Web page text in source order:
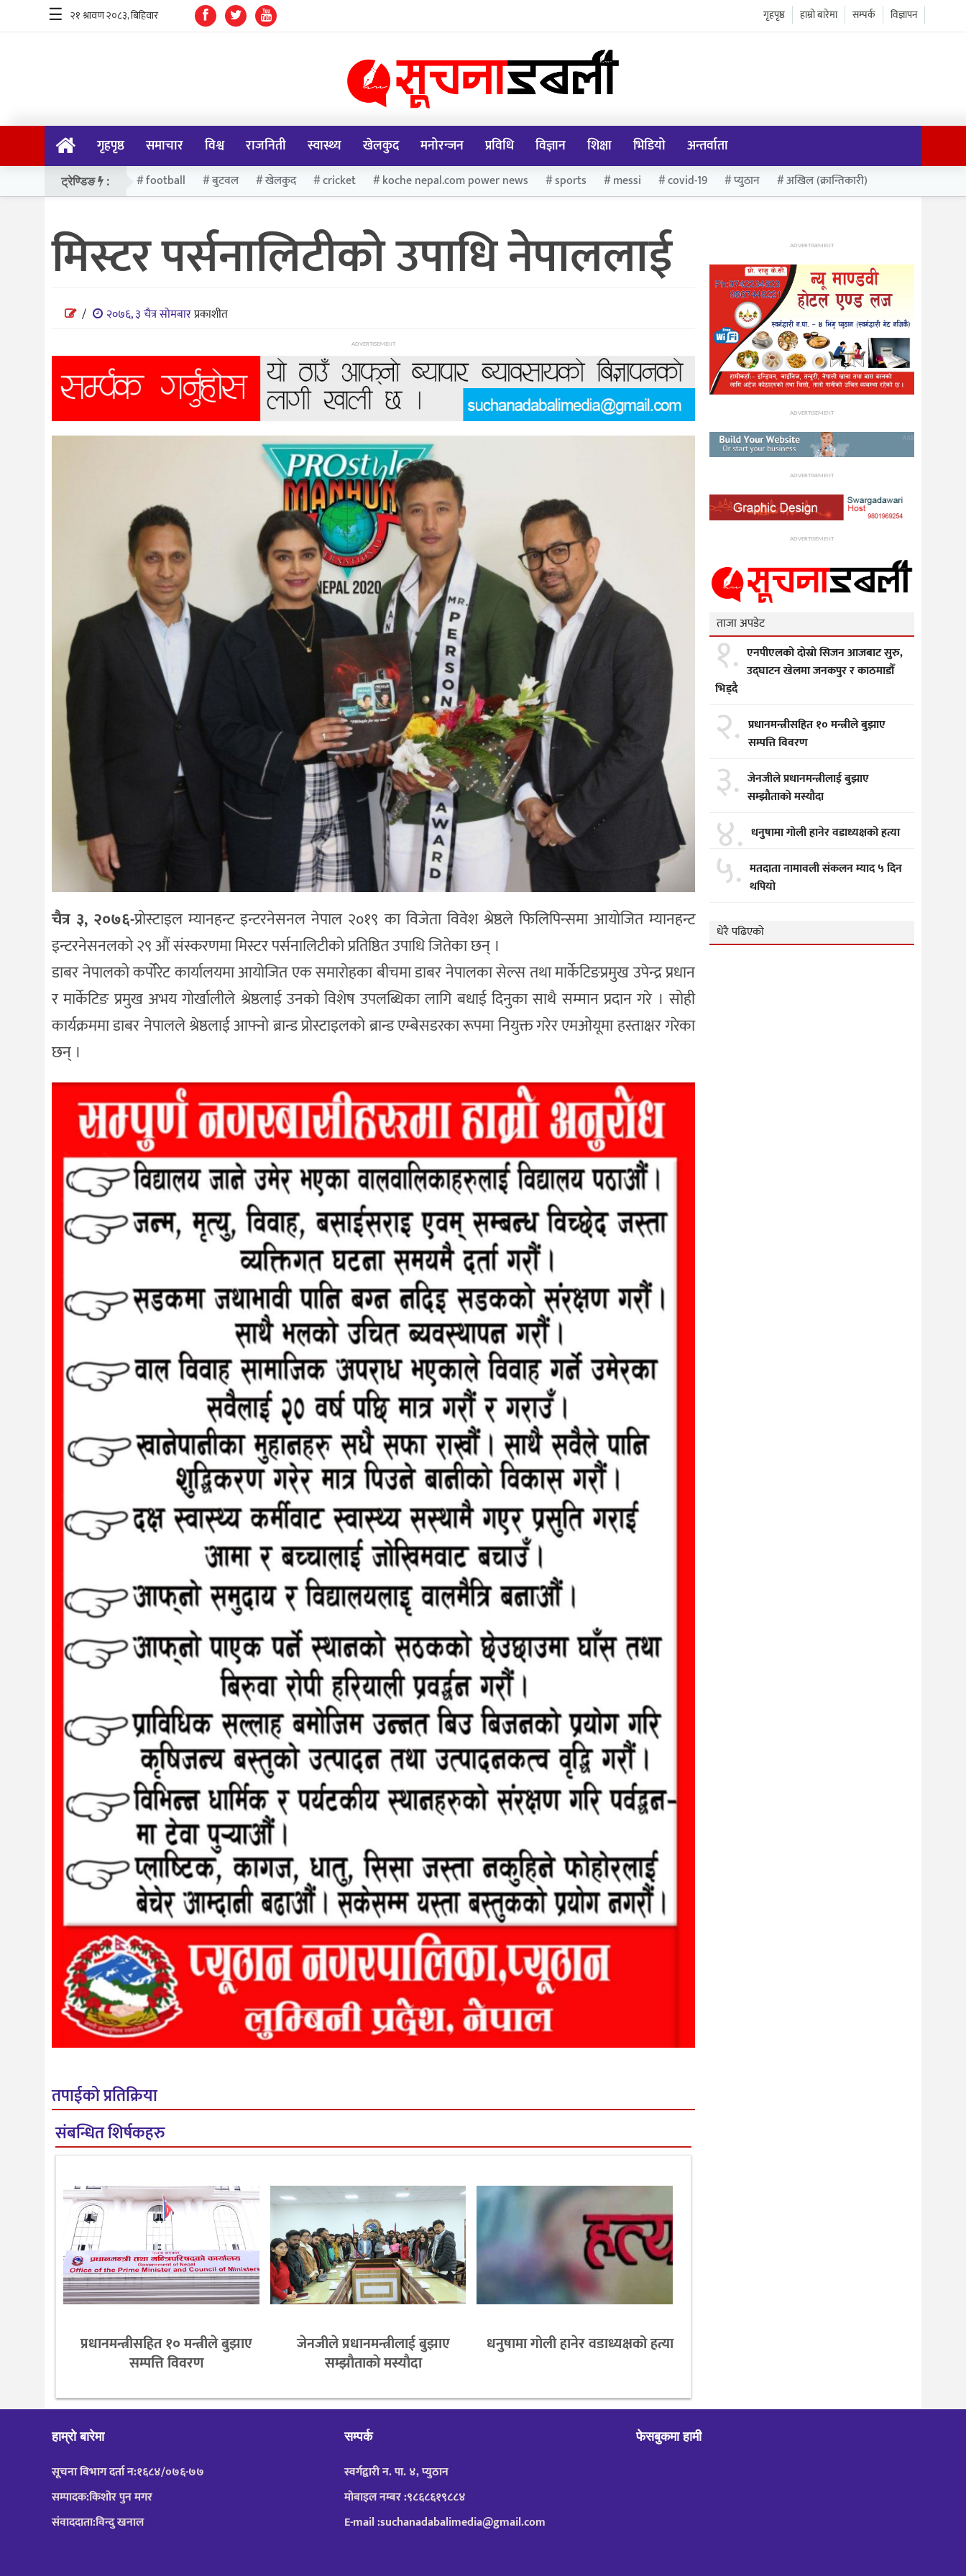
समाचार
राजनिती
खेलकुद
मनोरन्जन
अन्तर्वाता
☰ विज्ञापन
सम्पर्क
हाम्रो बारेमा
गृहपृष्ठ
गृहपृष्ठ समाचार विश्व राजनिती स्वास्थ्य खेलकुद मनोरन्जन प्रविधि विज्ञान शिक्षा भिडियो अन्तर्वाता
ट्रेण्डिङ : football बुटवल खेलकुद cricket koche nepal.com power news sports messi covid-19 प्युठान अखिल (क्रान्तिकारी)
मिस्टर पर्सनालिटीको उपाधि नेपाललाई
/ २०७६, ३ चैत्र सोमबारप्रकाशीत
ADVERTISEMENT
चैत्र ३, २०७६-प्रोस्टाइल म्यानहन्ट इन्टरनेसनल नेपाल २०१९ का विजेता विवेश श्रेष्ठले फिलिपिन्समा आयोजित म्यानहन्ट
इन्टरनेसनलको २९ औं संस्करणमा मिस्टर पर्सनालिटीको प्रतिष्ठित उपाधि जितेका छन् ।
डाबर नेपालको कर्पोरेट कार्यालयमा आयोजित एक समारोहका बीचमा डाबर नेपालका सेल्स तथा मार्केटिङप्रमुख उपेन्द्र प्रधान
र मार्केटिङ प्रमुख अभय गोर्खालीले श्रेष्ठलाई उनको विशेष उपलब्धिका लागि बधाई दिनुका साथै सम्मान प्रदान गरे । सोही
कार्यक्रममा डाबर नेपालले श्रेष्ठलाई आफ्नो ब्रान्ड प्रोस्टाइलको ब्रान्ड एम्बेसडरका रूपमा नियुक्त गरेर एमओयूमा हस्ताक्षर गरेका
छन् ।
तपाईको प्रतिक्रिया
संबन्धित शिर्षकहरु
प्रधानमन्त्रीसहित १० मन्त्रीले बुझाए
सम्पत्ति विवरण
जेनजीले प्रधानमन्त्रीलाई बुझाए
सम्झाैताकाे मस्याैदा
धनुषामा गोली हानेर वडाध्यक्षको हत्या
ADVERTISEMENT
ADVERTISEMENT
ADVERTISEMENT
ADVERTISEMENT
ताजा अपडेट
१. एनपीएलको दोस्रो सिजन आजबाट सुरु,
उद्घाटन खेलमा जनकपुर र काठमाडौँ
भिड्दै
२. प्रधानमन्त्रीसहित १० मन्त्रीले बुझाए
सम्पत्ति विवरण
३. जेनजीले प्रधानमन्त्रीलाई बुझाए
सम्झाैताकाे मस्याैदा
४. धनुषामा गोली हानेर वडाध्यक्षको हत्या
५. मतदाता नामावली संकलन म्याद ५ दिन
थपियो
धेरै पढिएको
हाम्रो बारेमा
सूचना विभाग दर्ता न:१६८४/०७६-७७
सम्पादक:किशोर पुन मगर
संवाददाता:विन्दु खनाल
सम्पर्क
स्वर्गद्वारी न. पा. ४, प्युठान
मोबाइल नम्बर :९८६८६१९८८४
E-mail :suchanadabalimedia@gmail.com
फेसबुकमा हामी